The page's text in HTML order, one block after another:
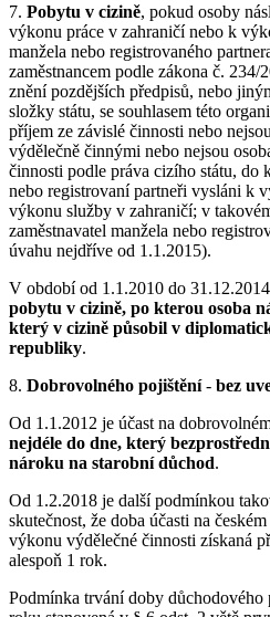
7. Pobytu v cizině, pokud osoby
výkonu práce v zahraničí nebo k
manžela nebo registrovaného
zaměstnancem podle zákona č. 234/
znění pozdějších předpisů, nebo
složky státu, se souhlasem této
příjem ze závislé činnosti nebo
výdělečně činnými nebo nejsou
činnosti podle práva cizího státu, do
nebo registrovaní partneři vysláni k
výkonu služby v zahraničí; v
zaměstnavatel manžela nebo
úvahu nejdříve od 1.1.2015).
V období od 1.1.2010 do
pobytu v cizině, po kterou osoba
který v cizině působil v
republiky.
8. Dobrovolného pojištění- bez
Od 1.1.2012 je účast na
nejdéle do dne, který
nároku na starobní důchod.
Od 1.2.2018 je další podmínkou
skutečnost, že doba účasti na
výkonu výdělečné činnosti získaná
alespoň 1 rok.
Podmínka trvání doby důchodového